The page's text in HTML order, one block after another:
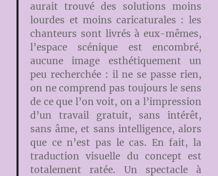
aurait trouvé des solutions moins
lourdes et moins caricaturales : les
chanteurs sont livrés à eux-mêmes,
l’espace scénique est encombré,
aucune image esthétiquement un
peu recherchée : il ne se passe rien,
on ne comprend pas toujours le sens
de ce que l’on voit, on a l’impression
d’un travail gratuit, sans intérêt,
sans âme, et sans intelligence, alors
que ce n’est pas le cas. En fait, la
traduction visuelle du concept est
totalement ratée. Un spectacle à